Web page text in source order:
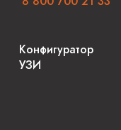
Конфигуратор
УЗИ